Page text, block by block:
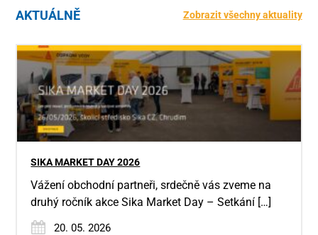
AKTUÁLNĚ Zobrazit všechny aktuality
SIKA MARKET DAY 2026
Vážení obchodní partneři, srdečně vás zveme na
druhý ročník akce Sika Market Day – Setkání […]
20. 05. 2026